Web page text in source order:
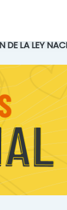
DE LA LEY